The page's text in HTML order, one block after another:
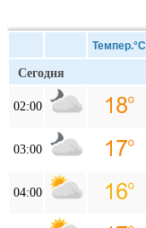
Темпер.°C
Сегодня
02:00
03:00
04:00